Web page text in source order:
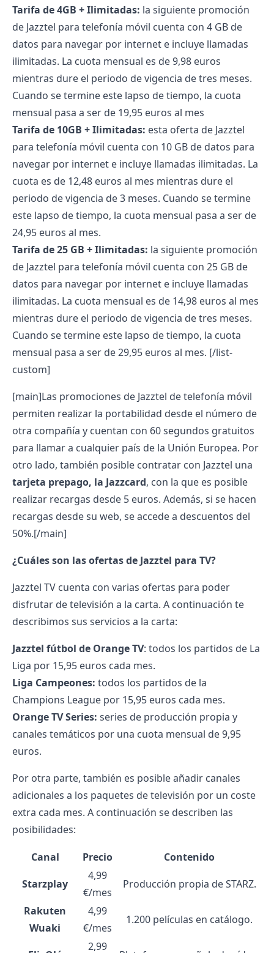
Tarifa de 4GB + Ilimitadas: la siguiente promoción
de Jazztel para telefonía móvil cuenta con 4 GB de
datos para navegar por internet e incluye llamadas
ilimitadas. La cuota mensual es de 9,98 euros
mientras dure el periodo de vigencia de tres meses.
Cuando se termine este lapso de tiempo, la cuota
mensual pasa a ser de 19,95 euros al mes
Tarifa de 10GB + Ilimitadas: esta oferta de Jazztel
para telefonía móvil cuenta con 10 GB de datos para
navegar por internet e incluye llamadas ilimitadas. La
cuota es de 12,48 euros al mes mientras dure el
periodo de vigencia de 3 meses. Cuando se termine
este lapso de tiempo, la cuota mensual pasa a ser de
24,95 euros al mes.
Tarifa de 25 GB + Ilimitadas: la siguiente promoción
de Jazztel para telefonía móvil cuenta con 25 GB de
datos para navegar por internet e incluye llamadas
ilimitadas. La cuota mensual es de 14,98 euros al mes
mientras dure el periodo de vigencia de tres meses.
Cuando se termine este lapso de tiempo, la cuota
mensual pasa a ser de 29,95 euros al mes. [/list-
custom]
[main]Las promociones de Jazztel de telefonía móvil
permiten realizar la portabilidad desde el número de
otra compañía y cuentan con 60 segundos gratuitos
para llamar a cualquier país de la Unión Europea. Por
otro lado, también posible contratar con Jazztel una
tarjeta prepago, la Jazzcard, con la que es posible
realizar recargas desde 5 euros. Además, si se hacen
recargas desde su web, se accede a descuentos del
50%.[/main]
¿Cuáles son las ofertas de Jazztel para TV?
Jazztel TV cuenta con varias ofertas para poder
disfrutar de televisión a la carta. A continuación te
describimos sus servicios a la carta:
Jazztel fútbol de Orange TV: todos los partidos de La
Liga por 15,95 euros cada mes.
Liga Campeones: todos los partidos de la
Champions League por 15,95 euros cada mes.
Orange TV Series: series de producción propia y
canales temáticos por una cuota mensual de 9,95
euros.
Por otra parte, también es posible añadir canales
adicionales a los paquetes de televisión por un coste
extra cada mes. A continuación se describen las
posibilidades:
Canal Precio
Contenido
Starzplay
4,99
€/mes
Producción propia de STARZ.
Rakuten
Wuaki
4,99
€/mes
1.200 películas en catálogo.
2,99